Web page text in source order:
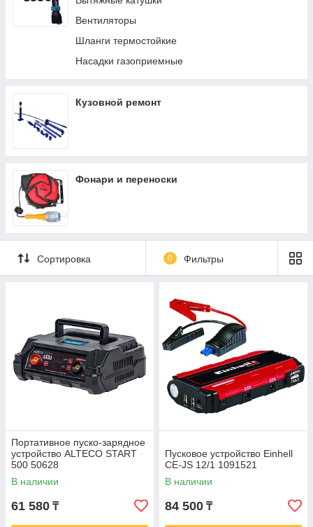
Вентиляторы
Шланги термостойкие
Насадки газоприемные
Кузовной ремонт
Фонари и переноски
Сортировка 0 Фильтры
Портативное пуско-зарядное
устройство ALTECO START
500 50628
В наличии
61 580 ₸
Пусковое устройство Einhell
CE-JS 12/1 1091521
В наличии
84 500 ₸